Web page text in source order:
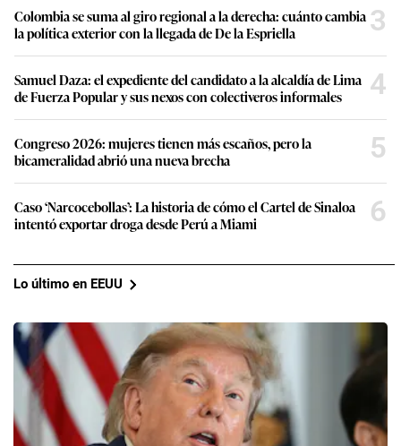
Colombia se suma al giro regional a la derecha: cuánto cambia
la política exterior con la llegada de De la Espriella
3
Samuel Daza: el expediente del candidato a la alcaldía de Lima
de Fuerza Popular y sus nexos con colectiveros informales
4
Congreso 2026: mujeres tienen más escaños, pero la
bicameralidad abrió una nueva brecha
5
Caso ‘Narcocebollas’: La historia de cómo el Cartel de Sinaloa
intentó exportar droga desde Perú a Miami
6
Lo último en EEUU